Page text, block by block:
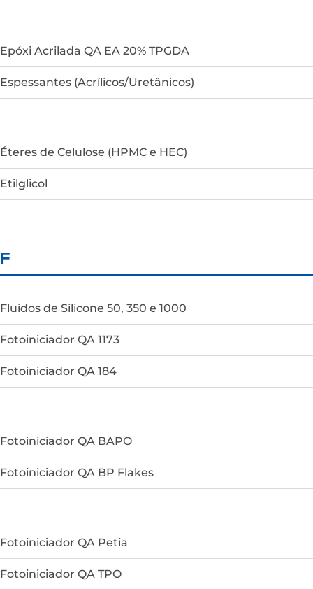
Epóxi Acrilada QA EA 20% TPGDA
Espessantes (Acrílicos/Uretânicos)
Éteres de Celulose (HPMC e HEC)
Etilglicol
F
Fluidos de Silicone 50, 350 e 1000
Fotoiniciador QA 1173
Fotoiniciador QA 184
Fotoiniciador QA BAPO
Fotoiniciador QA BP Flakes
Fotoiniciador QA Petia
Fotoiniciador QA TPO